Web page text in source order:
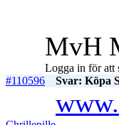
MvH
Logga in för att
#110596
Svar: Köpa